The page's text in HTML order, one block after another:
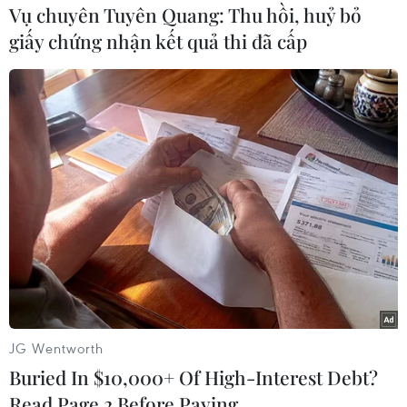
#Nam Phi #AIDS #HIV #Hỗ trợ thuốc
#Tử vong
Nam Phi
Theo dõi VietnamPlus
TIN CÙNG CHUYÊN MỤC
Italy và Hy Lạp trở thành điểm nóng
Vụ chuyên Tuyên Quang: Thu hồi, huỷ bỏ
giấy chứng nhận kết quả thi đã cấp
JG Wentworth
Buried In $10,000+ Of High-Interest Debt?